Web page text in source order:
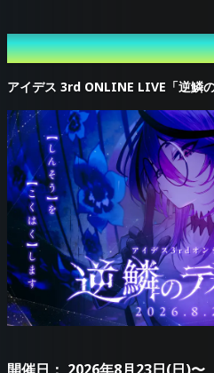
最新のイベント
アイデス 3rd ONLINE LIVE「逆鱗